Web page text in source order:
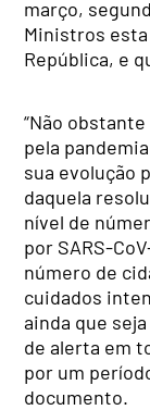
março,
Ministros
República, e
“Não
pela
sua evolução
daquela
nível de
por SARS-
número de
cuidados
ainda que
de alerta em
por um
documento.